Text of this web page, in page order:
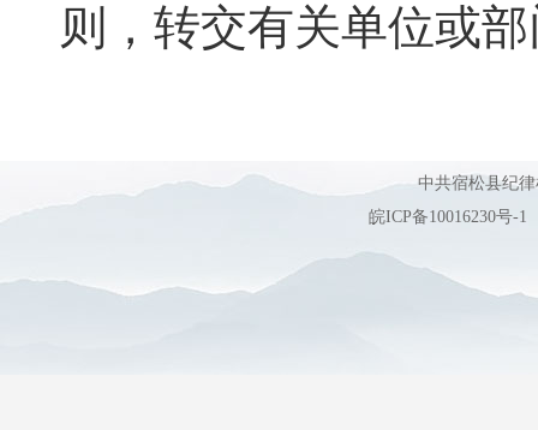
则，转交有关单位或
中共宿松县纪
皖ICP备10016230号-1